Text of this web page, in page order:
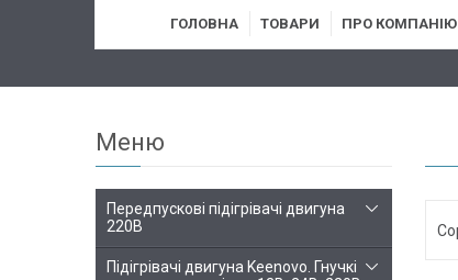
ГОЛОВНА ТОВАРИ ПРО КОМПАНІЮ
Передпускові підігрівачі двигуна
220В
Підігрівачі двигуна Keenovo. Гнучкі